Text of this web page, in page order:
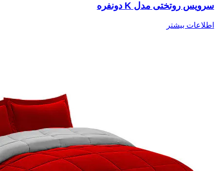
سرویس روتختی مدل K دونفره
اطلاعات بیشتر